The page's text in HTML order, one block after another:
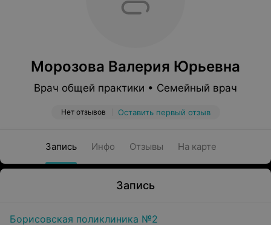
Морозова Валерия Юрьевна
Врач общей практики • Семейный врач
Нет отзывов Оставить первый отзыв
Запись Инфо Отзывы На карте
Запись
Борисовская поликлиника №2